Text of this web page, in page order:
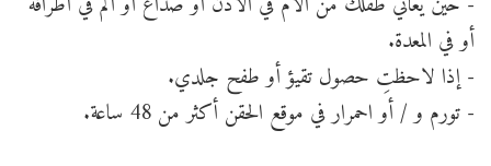
أو في المعدة.
- إذا لاحظتِ حصول تقيؤ أو طفح جلدي.
- تورم و / أو احمرار في موقع الحقن أكثر من 48 ساعة.